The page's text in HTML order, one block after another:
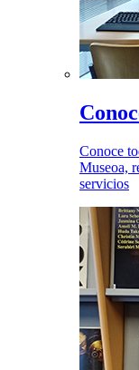
Conoce
Museoa,
servicios